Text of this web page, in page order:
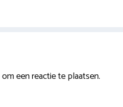
om een reactie te plaatsen.